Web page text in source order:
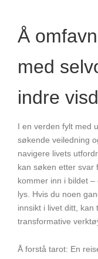
Å
med
indre
I en verden fylt med
søkende veiledning
navigere livets
kan søken etter svar
kommer inn i bildet
lys. Hvis du noen
innsikt i livet ditt,
transformative
Å forstå tarot: En